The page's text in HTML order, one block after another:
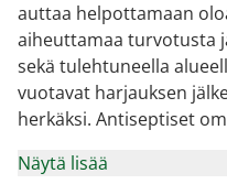
auttaa helpottamaan
aiheuttamaa turvotusta
sekä tulehtuneella
vuotavat harjauksen
herkäksi. Antiseptiset
Näytä lisää